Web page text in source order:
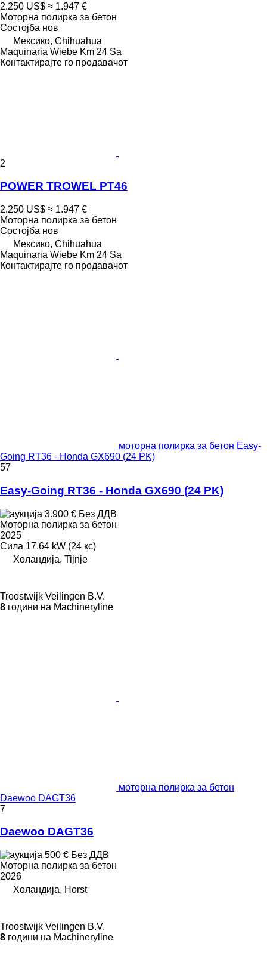
2.250 US$ ≈ 1.947 €
Моторна полирка за бетон
Состојба нов
Мексико, Chihuahua
Maquinaria Wiebe Km 24 Sa
Контактирајте го продавачот
2
POWER TROWEL PT46
2.250 US$ ≈ 1.947 €
Моторна полирка за бетон
Состојба нов
Мексико, Chihuahua
Maquinaria Wiebe Km 24 Sa
Контактирајте го продавачот
моторна полирка за бетон Easy-
Going RT36 - Honda GX690 (24 PK)
57
Easy-Going RT36 - Honda GX690 (24 PK)
3.900 € Без ДДВ
Моторна полирка за бетон
2025
Сила 17.64 kW (24 кс)
Холандија, Tijnje
Troostwijk Veilingen B.V.
8 години на Machineryline
моторна полирка за бетон
Daewoo DAGT36
7
Daewoo DAGT36
500 € Без ДДВ
Моторна полирка за бетон
2026
Холандија, Horst
Troostwijk Veilingen B.V.
8 години на Machineryline